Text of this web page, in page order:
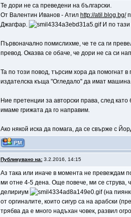
Те дори не са преведени на български.
От Валентин Иванов - Атил http://atil.blog.bg/
Джагфар.
И по тази
Първоначално помислихме, че те са ги
превод. Оказва се обаче, че дори не са си
Та по този повод, търсим хора да помогнат
издателска къща "Огледало" да имат
Ние претенции за авторски права, след
имаме грижата да го направим.
Ако някой иска да помага, да се свърже с
Публикувано на:3.2.2016, 14:15
Аз така или иначе в момента не превеждам
ми отне 4-5 дена. Още повече, ми се струва,
делириум
(на
от оргиналите, които сигур са на арабски
трябва да е много надъхан човек, развил